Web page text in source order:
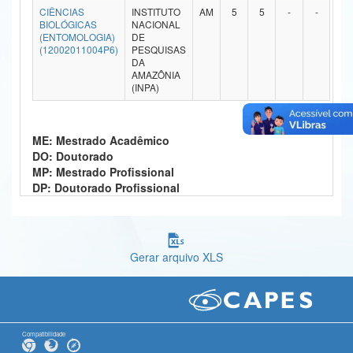
Ministério da Ciência, Tecnologia, Inovações e Comunicações
Ministério do Meio Ambiente
Controladoria-Geral da União
Ministério da Mulher, da Família e dos Direitos Humanos
Banco Central do Brasil
CIÊNCIAS
BIOLÓGICAS
(ENTOMOLOGIA)
(12002011004P6)
INSTITUTO
NACIONAL
DE
PESQUISAS
DA
AMAZÔNIA
(INPA)
AM 5 5 - -
ME: Mestrado Acadêmico
DO: Doutorado
MP: Mestrado Profissional
DP: Doutorado Profissional
Gerar arquivo XLS
Compatibilidade